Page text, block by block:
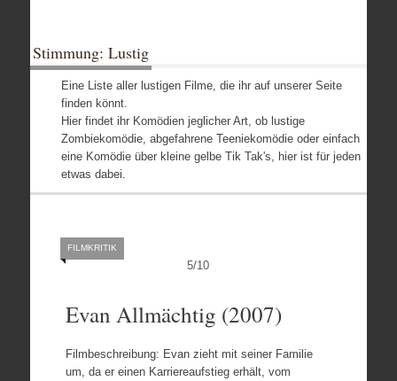
Stimmung: Lustig
Eine Liste aller lustigen Filme, die ihr auf unserer Seite
finden könnt.
Hier findet ihr Komödien jeglicher Art, ob lustige
Zombiekomödie, abgefahrene Teeniekomödie oder einfach
eine Komödie über kleine gelbe Tik Tak's, hier ist für jeden
etwas dabei.
5/10
FILMKRITIK
Evan Allmächtig (2007)
Filmbeschreibung: Evan zieht mit seiner Familie
um, da er einen Karriereaufstieg erhält, vom